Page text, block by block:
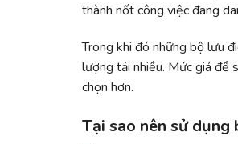
thành nốt công việc đang
Trong khi đó những bộ lưu
lượng tải nhiều. Mức giá để
chọn hơn.
Tại sao nên sử dụng